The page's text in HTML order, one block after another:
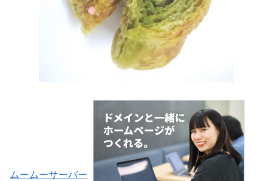
ムームーサーバー